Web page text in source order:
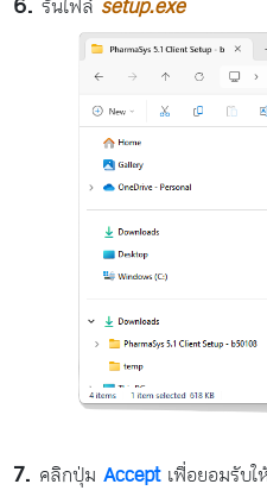
รันไฟล์ setup.exe
คลิกปุ่ม Acceptเพื่อยอมรับใ